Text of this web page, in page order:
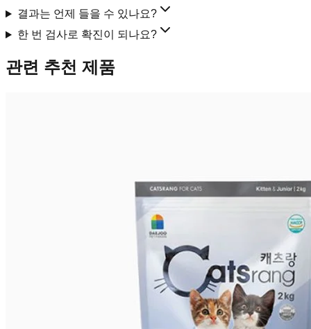
결과는 언제 들을 수 있나요?
한 번 검사로 확진이 되나요?
관련 추천 제품